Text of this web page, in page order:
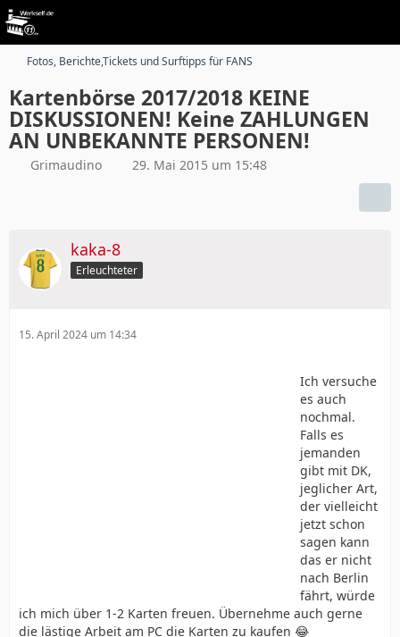
Fotos, Berichte,Tickets und Surftipps für FANS
Kartenbörse 2017/2018 KEINE
DISKUSSIONEN! Keine ZAHLUNGEN
AN UNBEKANNTE PERSONEN!
Grimaudino 29. Mai 2015 um 15:48
kaka-8
Erleuchteter
15. April 2024 um 14:34
Ich versuche
es auch
nochmal.
Falls es
jemanden
gibt mit DK,
jeglicher Art,
der vielleicht
jetzt schon
sagen kann
das er nicht
nach Berlin
fährt, würde
ich mich über 1-2 Karten freuen. Übernehme auch gerne
die lästige Arbeit am PC die Karten zu kaufen 😂